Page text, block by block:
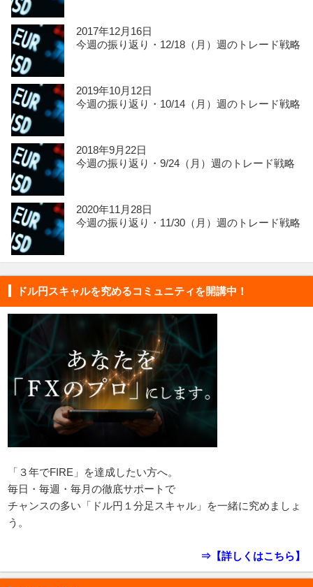
2017年12月16日
今週の振り返り・12/18（月）週のトレード戦略
2019年10月12日
今週の振り返り・10/14（月）週のトレード戦略
2018年9月22日
今週の振り返り・9/24（月）週のトレード戦略
2020年11月28日
今週の振り返り・11/30（月）週のトレード戦略
ドル円スキャルを究めるコミュニティを開講中！
「３年でFIRE」を達成したい方へ。
毎日・毎週・毎月の徹底サポートで
チャンスの多い「ドル円１分足スキャル」を一緒に究めましょ
う。
⇒【詳しくはこちら】